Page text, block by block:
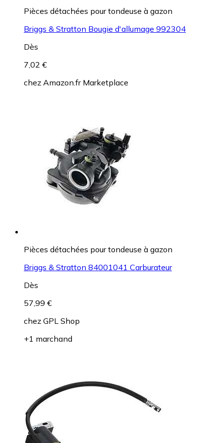
Pièces détachées pour tondeuse à gazon
Briggs & Stratton Bougie d'allumage 992304
Dès
7,02 €
chez Amazon.fr Marketplace
Pièces détachées pour tondeuse à gazon
Briggs & Stratton 84001041 Carburateur
Dès
57,99 €
chez GPL Shop
+1 marchand